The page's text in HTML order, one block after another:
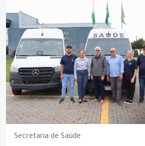
Secretaria de Saúde